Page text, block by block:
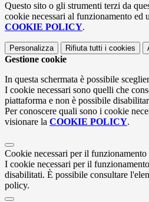
Questo sito o gli strumenti terzi da
cookie necessari al funzionamento
COOKIE POLICY.
Personalizza Rifiuta tutti i cookies
Gestione cookie
In questa schermata è possibile
I cookie necessari sono quelli che
piattaforma e non è possibile
Per conoscere quali sono i cookie
visionare la COOKIE POLICY.
Cookie necessari per il funzionamento
I cookie necessari per il
disabilitati. È possibile consultare
policy.